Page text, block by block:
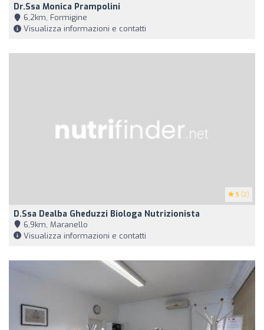
Dr.ssa Monica Prampolini
6,2km, Formigine
Visualizza informazioni e contatti
5 (2)
D.ssa Dealba Gheduzzi Biologa Nutrizionista
6,9km, Maranello
Visualizza informazioni e contatti